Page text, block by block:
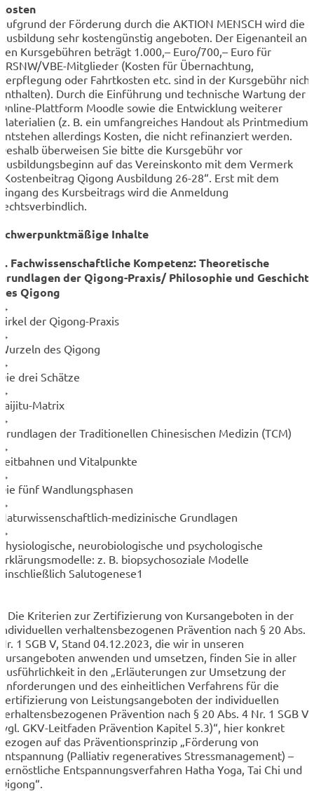
der Förderung durch die AKTION MENSCH wird die
sehr kostengünstig angeboten. Der Eigenanteil an
Kursgebühren beträgt 1.000,– Euro/700,– Euro für
VBE-Mitglieder (Kosten für Übernachtung,
oder Fahrtkosten etc. sind in der Kursgebühr nicht
Durch die Einführung und technische Wartung der
Plattform Moodle sowie die Entwicklung weiterer
(z. B. ein umfangreiches Handout als Printmedium)
allerdings Kosten, die nicht refinanziert werden.
überweisen Sie bitte die Kursgebühr vor
auf das Vereinskonto mit dem Vermerk
Qigong Ausbildung 26-28“. Erst mit dem
des Kursbeitrags wird die Anmeldung
Inhalte
Fachwissenschaftliche Kompetenz: Theoretische
der Qigong-Praxis/ Philosophie und
Qigong
der Qigong-Praxis
des Qigong
drei Schätze
Matrix
der Traditionellen Chinesischen Medizin (TCM)
und Vitalpunkte
fünf Wandlungsphasen
medizinische Grundlagen
neurobiologische und psychologische
z. B. biopsychosoziale Modelle
Salutogenese1
Die Kriterien zur Zertifizierung von Kursangeboten in der
verhaltensbezogenen Prävention nach § 20 Abs. 4
1 SGB V, Stand 04.12.2023, die wir in unseren
anwenden und umsetzen, finden Sie in aller
in den „Erläuterungen zur Umsetzung der
und des einheitlichen Verfahrens für die
von Leistungsangeboten der individuellen
Prävention nach § 20 Abs. 4 Nr. 1 SGB V
GKV-Leitfaden Prävention Kapitel 5.3)“, hier konkret
auf das Präventionsprinzip „Förderung von
(Palliativ regeneratives Stressmanagement) –
Entspannungsverfahren Hatha Yoga, Tai Chi und